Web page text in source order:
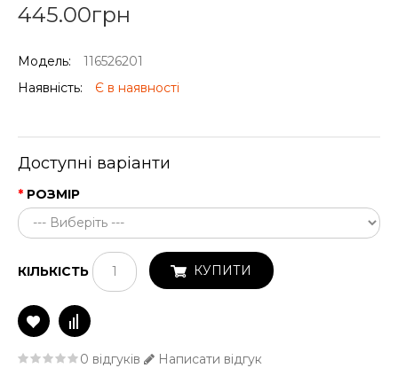
445.00грн
Модель:
116526201
Наявність:
Є в наявності
Доступні варіанти
РОЗМІР
КІЛЬКІСТЬ КУПИТИ
0 відгуків Написати відгук